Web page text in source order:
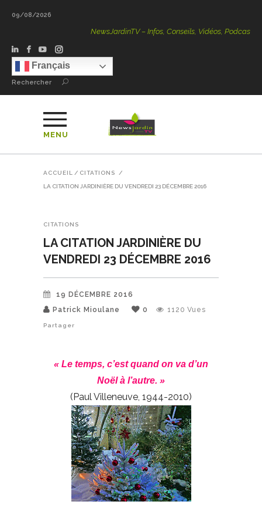
09/08/2026
NewsJardinTV – Infos, Conseils, Vidéos, Podcasts – 100
Français
Rechercher
MENU
ACCUEIL / CITATIONS /
LA CITATION JARDINIÈRE DU VENDREDI 23 DÉCEMBRE 2016
CITATIONS
LA CITATION JARDINIÈRE DU
VENDREDI 23 DÉCEMBRE 2016
19 DÉCEMBRE 2016
Patrick Mioulane
0 1120 Vues
Partager
« Le temps, c’est quand on va d’un
Noël à l’autre. »
(Paul Villeneuve, 1944-2010)